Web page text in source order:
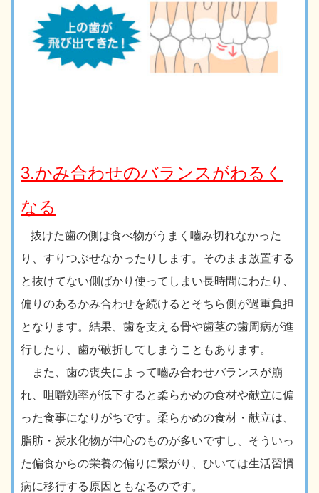
3.かみ合わせのバランスがわるく
なる
抜けた歯の側は食べ物がうまく嚙み切れなかった
り、すりつぶせなかったりします。そのまま放置する
と抜けてない側ばかり使ってしまい長時間にわたり、
偏りのあるかみ合わせを続けるとそちら側が過重負担
となります。結果、歯を支える骨や歯茎の歯周病が進
行したり、歯が破折してしまうこともあります。
また、歯の喪失によって嚙み合わせバランスが崩
れ、咀嚼効率が低下すると柔らかめの食材や献立に偏
った食事になりがちです。柔らかめの食材・献立は、
脂肪・炭水化物が中心のものが多いですし、そういっ
た偏食からの栄養の偏りに繋がり、ひいては生活習慣
病に移行する原因ともなるのです。